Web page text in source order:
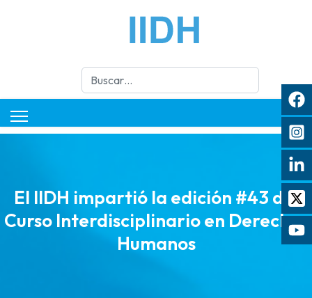
Buscar
El IIDH impartió la edición #43 del
Curso Interdisciplinario en Derechos
Humanos